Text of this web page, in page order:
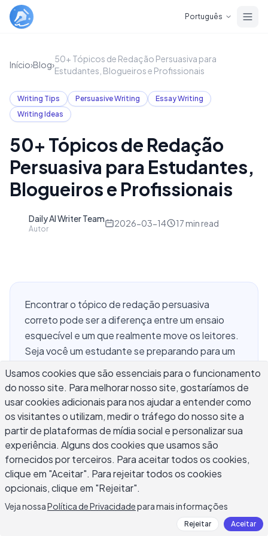
Português
Início›Blog›
50+ Tópicos de Redação Persuasiva para
Estudantes, Blogueiros e Profissionais
Writing Tips Persuasive Writing
Essay Writing
Writing Ideas
50+ Tópicos de Redação
Persuasiva para Estudantes,
Blogueiros e Profissionais
Daily AI Writer Team
Autor
2026-03-14 17 min read
Encontrar o tópico de redação persuasiva
correto pode ser a diferença entre um ensaio
esquecível e um que realmente move os leitores.
Seja você um estudante se preparando para um
um profissional fazendo um argumento comercial,
o tópico que você escolhe determina o quão
engajados seus leitores estarão e o quão forte
seu argumento pode realmente se tornar. Este
guia cobre mais de 50 tópicos de redação
persuasiva em educação, tecnologia, questões
sociais, ética e política pública, além de conselhos
práticos sobre como avaliar, refinar e desenvolver
qualquer tópico em uma peça de redação
Usamos cookies que são essenciais para o funcionamento
do nosso site. Para melhorar nosso site, gostaríamos de
usar cookies adicionais para nos ajudar a entender como
os visitantes o utilizam, medir o tráfego do nosso site a
partir de plataformas de mídia social e personalizar sua
experiência. Alguns dos cookies que usamos são
fornecidos por terceiros. Para aceitar todos os cookies,
clique em "Aceitar". Para rejeitar todos os cookies
opcionais, clique em "Rejeitar".
Veja nossaPolítica de Privacidadepara mais informações
Rejeitar Aceitar